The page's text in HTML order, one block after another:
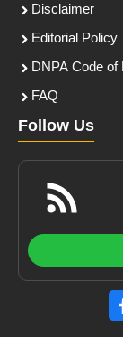
Disclaimer
Editorial Policy
DNPA Code of
FAQ
Follow Us